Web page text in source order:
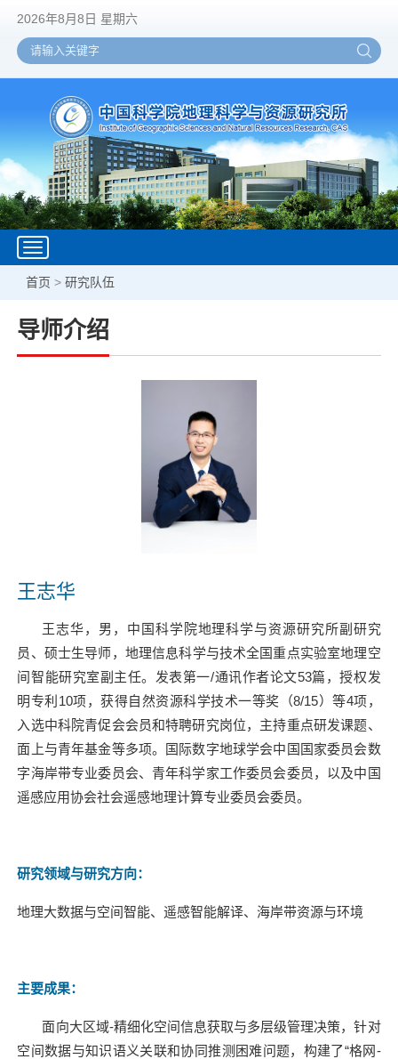
2026年8月8日 星期六
Toggle
navigation
首页 >研究队伍
导师介绍
王志华
王志华，男， 中国科学院地理科学与资源研究所副研究
员、硕士生导师， 地理信息科学与技术全国重点实验室地理空
间智能研究室副主任。发表第一/通讯作者论文53篇，授权发
明专利 10项，获得自然资源科学技术一等奖（8/15）等4项，
入选中科院青促会会员和特聘研究岗位，主持重点研发课题、
面上与青年基金等多项。国际数字地球学会中国国家委员会数
字海岸带专业委员会、青年科学家工作委员会委员，以及中国
遥感应用协会社会遥感地理计算专业委员会委员。
研究领域与研究方向：
地理大数据与空间智能、遥感智能解译、海岸带资源与环境
主要成果：
面向大区域-精细化空间信息获取与多层级管理决策，针对
空间数据与知识语义关联和协同推测困难问题，构建了“格网-